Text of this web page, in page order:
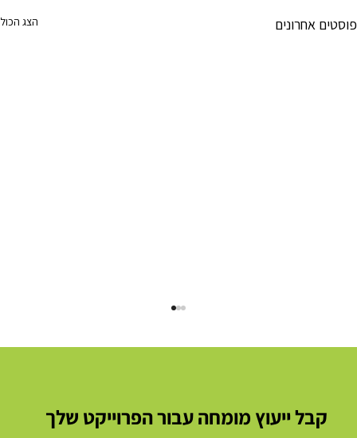
פוסטים אחרונים הצג הכול
קבל ייעוץ מומחה עבור הפרוייקט שלך